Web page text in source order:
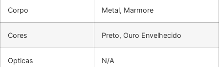
Corpo Metal, Marmore
Cores Preto, Ouro Envelhecido
Opticas N/A